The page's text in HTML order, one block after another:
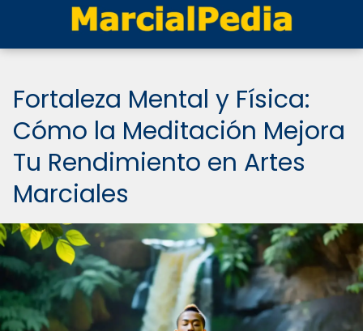
Fortaleza Mental y Física:
Cómo la Meditación Mejora
Tu Rendimiento en Artes
Marciales